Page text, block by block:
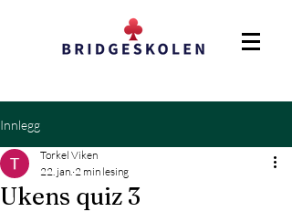
Innlegg
Ukens quiz 3
Torkel Viken
22. jan. 2 min lesing